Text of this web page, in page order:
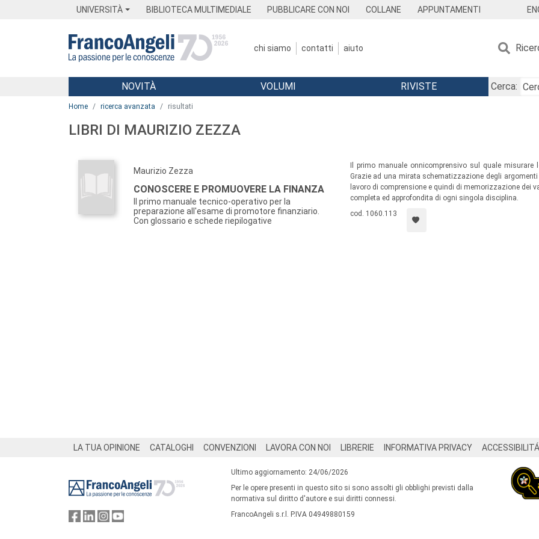
UNIVERSITÀ BIBLIOTECA MULTIMEDIALE PUBBLICARE CON NOI COLLANE APPUNTAMENTI
chi siamo contatti aiuto
Menu
NOVITÀ VOLUMI RIVISTE
Cerca:
Home ricerca avanzata risultati
LIBRI DI MAURIZIO ZEZZA
Maurizio Zezza
CONOSCERE E PROMUOVERE LA FINANZA
Il primo manuale tecnico-operativo per la
preparazione all'esame di promotore finanziario.
Con glossario e schede riepilogative
Il primo manuale onnicomprensivo sul quale
Grazie ad una mirata schematizzazione degli
lavoro di comprensione e quindi di memorizzazione dei
completa ed approfondita di ogni singola disciplina.
cod. 1060.113
LA TUA OPINIONE CATALOGHI CONVENZIONI LAVORA CON NOI LIBRERIE INFORMATIVA PRIVACY ACCESSIBILITÁ
Ultimo aggiornamento: 24/06/2026
Per le opere presenti in questo sito si sono assolti gli obblighi previsti dalla
normativa sul diritto d'autore e sui diritti connessi.
FrancoAngeli s.r.l. P.IVA 04949880159